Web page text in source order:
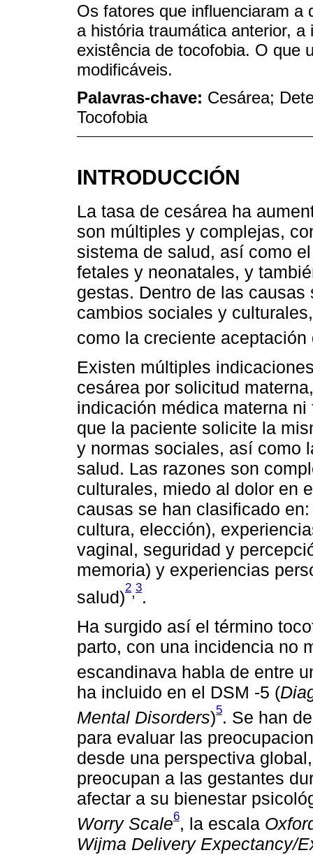
Os fatores que influenciaram a
a história traumática anterior,
existência de tocofobia. O que
modificáveis.
Palavras-chave: Cesárea;
Tocofobia
INTRODUCCIÓN
La tasa de cesárea ha
son múltiples y complejas,
sistema de salud, así como
fetales y neonatales, y
gestas. Dentro de las
cambios sociales y
como la creciente aceptación
Existen múltiples
cesárea por solicitud
indicación médica materna
que la paciente solicite la
y normas sociales, así como
salud. Las razones son
culturales, miedo al dolor en
causas se han clasificado
cultura, elección),
vaginal, seguridad y
memoria) y experiencias
salud)
2,3
.
Ha surgido así el término
parto, con una incidencia no
escandinava habla de entre
ha incluido en el DSM -5 (
Mental Disorders)5. Se han
para evaluar las
desde una perspectiva
preocupan a las gestantes
afectar a su bienestar
Worry Scale6, la escala
Wijma Delivery Expectancy/